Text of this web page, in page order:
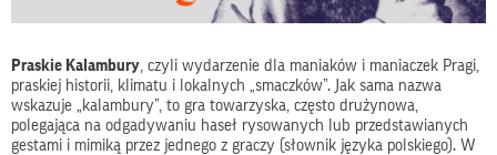
Praskie Kalambury , czyli wydarzenie dla maniaków i maniaczek Pragi,
praskiej historii, klimatu i lokalnych „smaczków”. Jak sama nazwa
wskazuje „kalambury”, to gra towarzyska, często drużynowa,
polegająca na odgadywaniu haseł rysowanych lub przedstawianych
gestami i mimiką przez jednego z graczy (słownik języka polskiego). W